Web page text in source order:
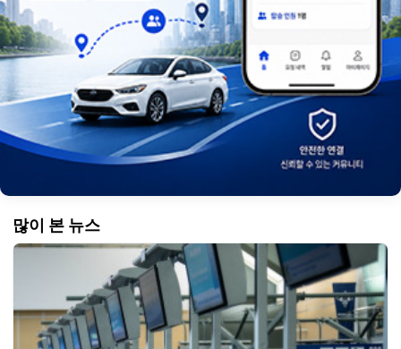
많이 본 뉴스